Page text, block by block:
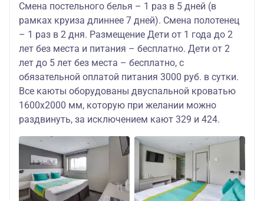
Смена постельного белья – 1 раз в 5 дней (в
рамках круиза длиннее 7 дней). Смена полотенец
– 1 раз в 2 дня. Размещение Дети от 1 года до 2
лет без места и питания – бесплатно. Дети от 2
лет до 5 лет без места – бесплатно, с
обязательной оплатой питания 3000 руб. в сутки.
Все каюты оборудованы двуспальной кроватью
1600х2000 мм, которую при желании можно
раздвинуть, за исключением кают 329 и 424.